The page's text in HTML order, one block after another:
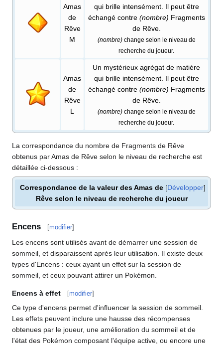
Amas
de
Rêve
M
qui brille intensément. Il peut être
échangé contre (nombre) Fragments
de Rêve.
(nombre)change selon le niveau de
recherche du joueur.
Amas
de
Rêve
L
Un mystérieux agrégat de matière
qui brille intensément. Il peut être
échangé contre (nombre) Fragments
de Rêve.
(nombre)change selon le niveau de
recherche du joueur.
La correspondance du nombre de Fragments de Rêve
obtenus par Amas de Rêve selon le niveau de recherche est
détaillée ci-dessous :
Développer
Correspondance de la valeur des Amas de
Rêve selon le niveau de recherche du joueur
Encens [modifier]
Les encens sont utilisés avant de démarrer une session de
sommeil, et disparaissent après leur utilisation. Il existe deux
types d'Encens : ceux ayant un effet sur la session de
sommeil, et ceux pouvant attirer un Pokémon.
Encens à effet [modifier]
Ce type d'encens permet d'influencer la session de sommeil.
Les effets peuvent inclure une hausse des récompenses
obtenues par le joueur, une amélioration du sommeil et de
l'état des Pokémon composant l'équipe active, ou encore une